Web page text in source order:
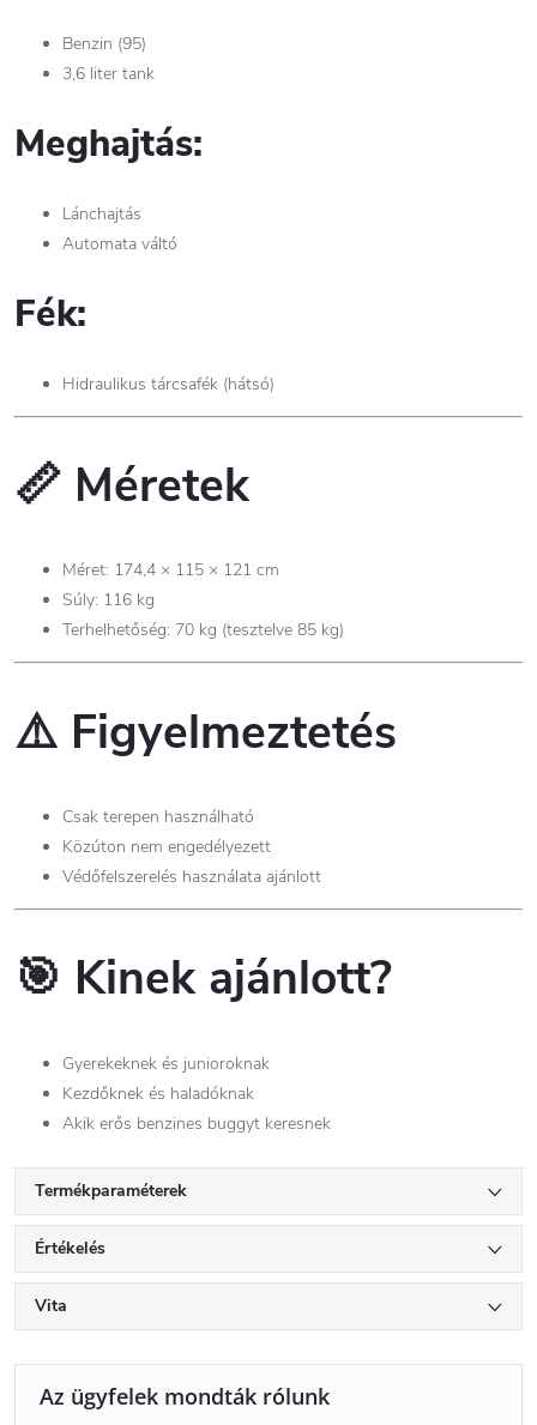
Benzin (95)
3,6 liter tank
Meghajtás:
Lánchajtás
Automata váltó
Fék:
Hidraulikus tárcsafék (hátsó)
📏 Méretek
Méret: 174,4 × 115 × 121 cm
Súly: 116 kg
Terhelhetőség: 70 kg (tesztelve 85 kg)
⚠️ Figyelmeztetés
Csak terepen használható
Közúton nem engedélyezett
Védőfelszerelés használata ajánlott
🎯 Kinek ajánlott?
Gyerekeknek és junioroknak
Kezdőknek és haladóknak
Akik erős benzines buggyt keresnek
Termékparaméterek
Értékelés
Vita